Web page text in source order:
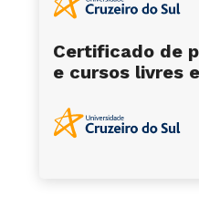
Certificado de
e cursos livres